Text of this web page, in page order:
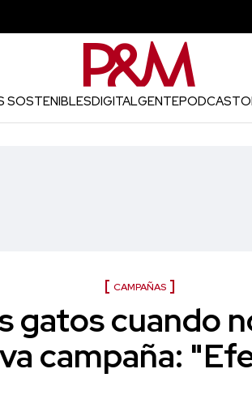
SOSTENIBLESDIGITALGENTEPODCAST
CAMPAÑAS
gatos cuando
campaña: